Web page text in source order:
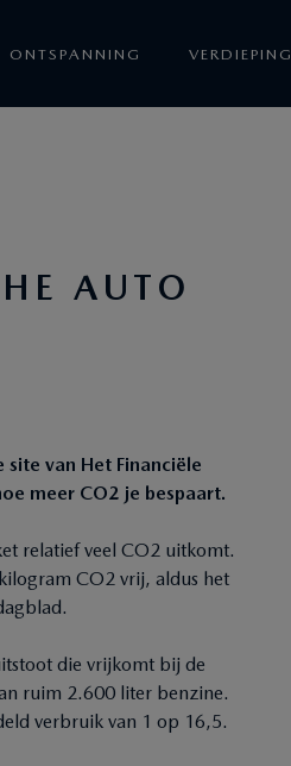
ONTSPANNING VERDIEPING
AUTO
van Het Financiële
meer CO2 je bespaart.
relatief veel CO2 uitkomt.
CO2 vrij, aldus het
die vrijkomt bij de
ruim 2.600 liter benzine.
verbruik van 1 op 16,5.